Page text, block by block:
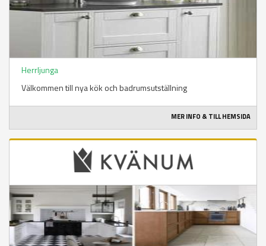
Herrljunga
Välkommen till nya kök och badrumsutställning
MER INFO & TILL HEMSIDA